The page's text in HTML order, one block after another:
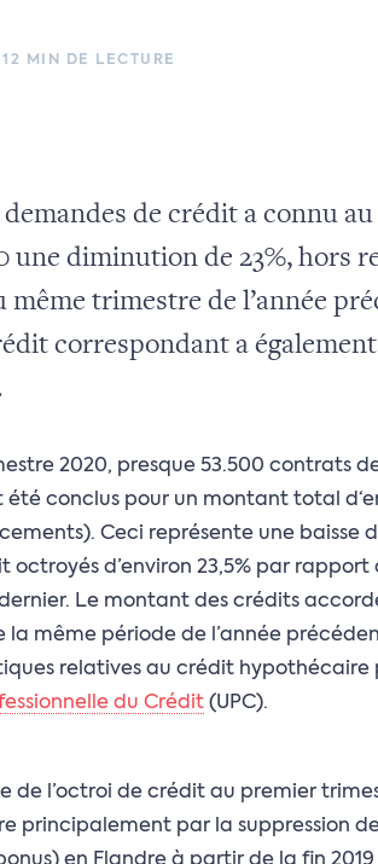
MIN DE LECTURE
de crédit a connu
une diminution de 23%, hors
trimestre de l’année
correspondant a
2020, presque 53.500 contrats
conclus pour un montant total
Ceci représente une baisse
octroyés d’environ 23,5% par rapport
Le montant des crédits
la même période de l’année
relatives au crédit hypothécaire
du Crédit (UPC).
de l’octroi de crédit au premier
principalement par la suppression